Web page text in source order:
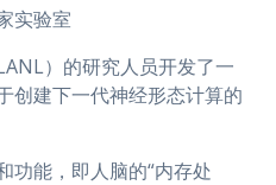
r
实验室
）的研究人员开发了一
创建下一代神经形态计算的
功能，即人脑的“内存处